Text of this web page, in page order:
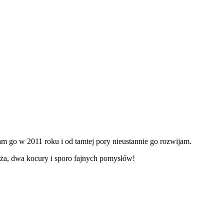
go w 2011 roku i od tamtej pory nieustannie go rozwijam.
dwa kocury i sporo fajnych pomysłów!